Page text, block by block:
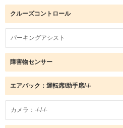
クルーズコントロール
パーキングアシスト
障害物センサー
エアバック：運転席/助手席/-/-
カメラ：-/-/-/-